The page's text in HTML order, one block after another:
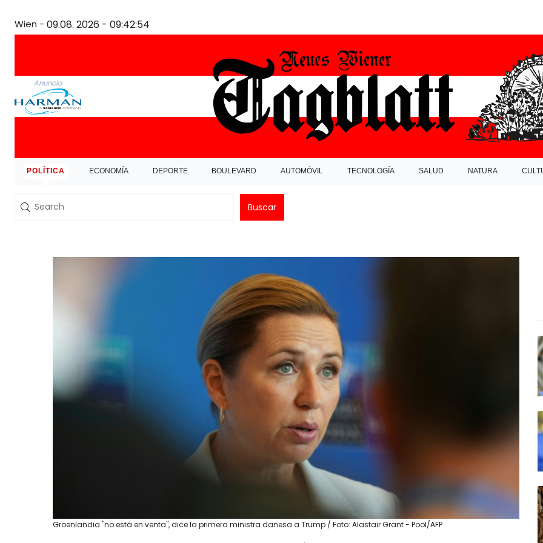
Wien - 09.08. 2026 - 09:42:54
Anuncio
POLÍTICA ECONOMÍA DEPORTE BOULEVARD AUTOMÓVIL TECNOLOGÍA SALUD NATURA
Buscar
Groenlandia "no está en venta", dice la primera ministra danesa a Trump / Foto: Alastair Grant - Pool/AFP